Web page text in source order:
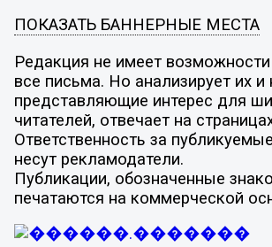
ПОКАЗАТЬ БАННЕРНЫЕ МЕСТА
Редакция не имеет возможности
все письма. Но анализирует их
представляющие интерес для
читателей, отвечает на
Ответственность за
несут рекламодатели.
Публикации, обозначенные
печатаются на коммерческой